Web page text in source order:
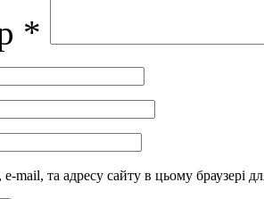
*
e-mail, та адресу сайту в цьому браузері